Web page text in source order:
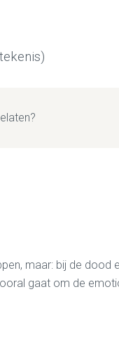
maar: bij de
gaat om de